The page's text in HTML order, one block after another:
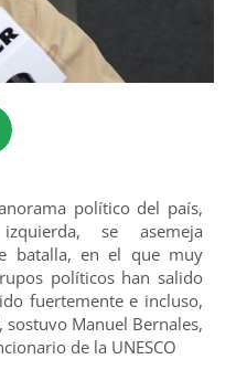
político del país,
se asemeja
batalla, en el que muy
políticos han salido
fuertemente e incluso,
sostuvo Manuel Bernales,
de la UNESCO